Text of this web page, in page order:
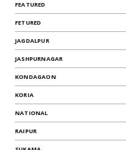
FEATURED
FETURED
JAGDALPUR
JASHPURNAGAR
KONDAGAON
KORIA
NATIONAL
RAIPUR